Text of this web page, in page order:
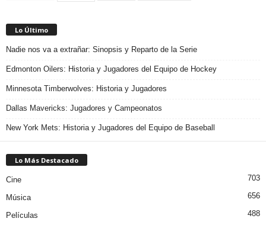
Lo Último
Nadie nos va a extrañar: Sinopsis y Reparto de la Serie
Edmonton Oilers: Historia y Jugadores del Equipo de Hockey
Minnesota Timberwolves: Historia y Jugadores
Dallas Mavericks: Jugadores y Campeonatos
New York Mets: Historia y Jugadores del Equipo de Baseball
Lo Más Destacado
Cine 703
Música 656
Películas 488